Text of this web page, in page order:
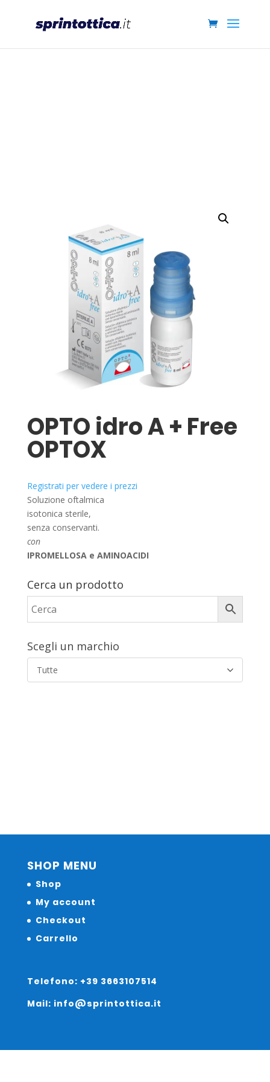
OPTO idro A + Free
OPTOX
Registrati per vedere i prezzi
Soluzione oftalmica
isotonica sterile,
senza conservanti.
con
IPROMELLOSA e AMINOACIDI
Cerca un prodotto
Scegli un marchio
Tutte
SHOP MENU
Shop
My account
Checkout
Carrello
Telefono: +39 3663107514
Mail: info@sprintottica.it